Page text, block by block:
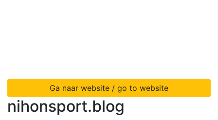
Ga naar website / go to website
nihonsport.blog